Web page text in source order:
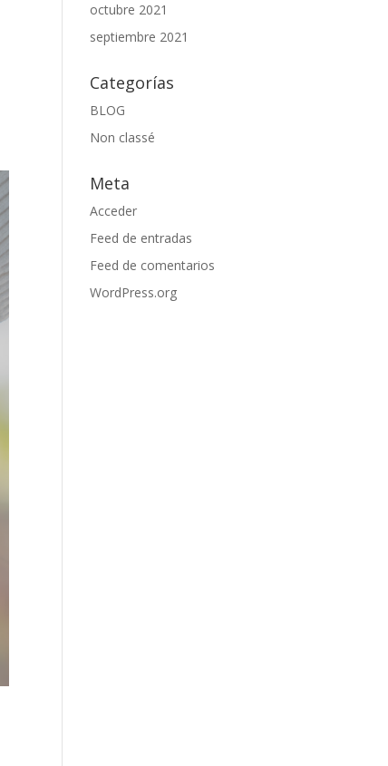
octubre 2021
septiembre 2021
Categorías
BLOG
Non classé
Meta
Acceder
Feed de entradas
Feed de comentarios
WordPress.org